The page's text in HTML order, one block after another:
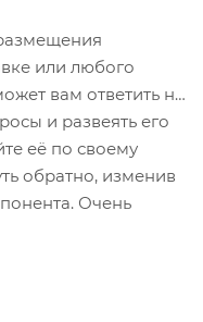
или любого
вам ответить на
и развеять его
её по своему
обратно, изменив
Очень